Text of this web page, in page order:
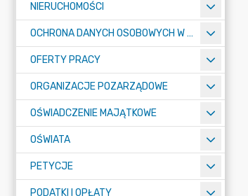
NIERUCHOMOŚCI
OCHRONA DANYCH OSOBOWYCH W URZĘDZIE MIASTA ŻORY - RODO
OFERTY PRACY
ORGANIZACJE POZARZĄDOWE
OŚWIADCZENIE MAJĄTKOWE
OŚWIATA
PETYCJE
PODATKI I OPŁATY